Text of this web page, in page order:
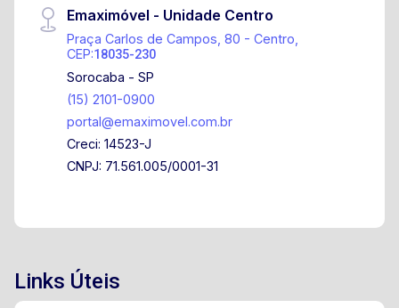
Emaximóvel - Unidade Centro
Praça Carlos de Campos, 80 - Centro,
CEP:18035-230
Sorocaba - SP
(15) 2101-0900
portal@emaximovel.com.br
Creci: 14523-J
CNPJ: 71.561.005/0001-31
Links Úteis